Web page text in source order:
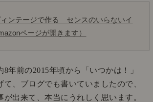
ィンテージで作る　センスのいらないイ
ページが開きます）
年前の2015年頃から「いつかは！」
て、ブログでも書いていましたので、
が出来て、本当にうれしく思います。